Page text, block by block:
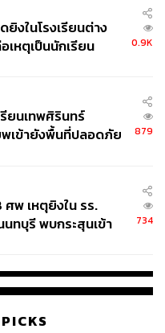
ยิงในโรงเรียนต่าง
เหตุเป็นนักเรียน
0.9K
รียนเทพศิรินทร์
เข้ายังพื้นที่ปลอดภัย
879
พ เหตุยิงใน รร.
ทบุรี พบกระสุนเข้า
734